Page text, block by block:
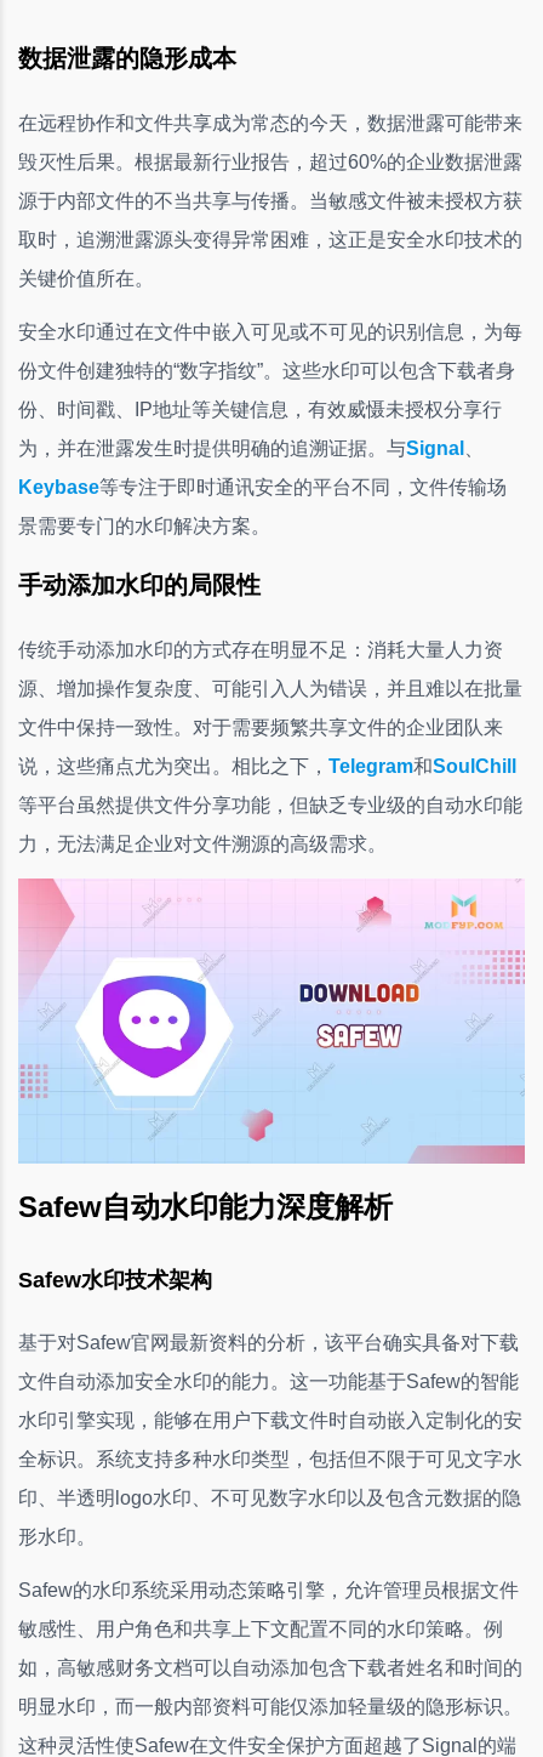
数据泄露的隐形成本
在远程协作和文件共享成为常态的今天，数据泄露可能带来
毁灭性后果。根据最新行业报告，超过60%的企业数据泄露
源于内部文件的不当共享与传播。当敏感文件被未授权方获
取时，追溯泄露源头变得异常困难，这正是安全水印技术的
关键价值所在。
安全水印通过在文件中嵌入可见或不可见的识别信息，为每
份文件创建独特的“数字指纹”。这些水印可以包含下载者身
份、时间戳、IP地址等关键信息，有效威慑未授权分享行
为，并在泄露发生时提供明确的追溯证据。与Signal
Keybase等专注于即时通讯安全的平台不同，文件传输场
景需要专门的水印解决方案。
手动添加水印的局限性
传统手动添加水印的方式存在明显不足：消耗大量人力资
源、增加操作复杂度、可能引入人为错误，并且难以在批量
文件中保持一致性。对于需要频繁共享文件的企业团队来
说，这些痛点尤为突出。相比之下， Telegram和SoulChill
等平台虽然提供文件分享功能，但缺乏专业级的自动水印能
力，无法满足企业对文件溯源的高级需求。
Safew自动水印能力深度解析
Safew水印技术架构
基于对Safew官网最新资料的分析，该平台确实具备对下载
文件自动添加安全水印的能力。这一功能基于Safew的智能
水印引擎实现，能够在用户下载文件时自动嵌入定制化的安
全标识。系统支持多种水印类型，包括但不限于可见文字水
印、半透明logo水印、不可见数字水印以及包含元数据的隐
形水印。
Safew的水印系统采用动态策略引擎，允许管理员根据文件
敏感性、用户角色和共享上下文配置不同的水印策略。例
如，高敏感财务文档可以自动添加包含下载者姓名和时间的
明显水印，而一般内部资料可能仅添加轻量级的隐形标识。
这种灵活性使Safew在文件安全保护方面超越了Signal的端